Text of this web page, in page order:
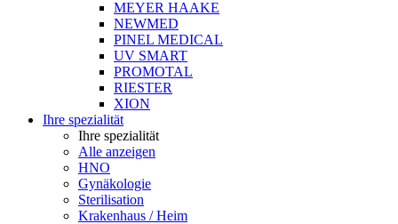
MEYER HAAKE
NEWMED
PINEL MEDICAL
UV SMART
PROMOTAL
RIESTER
XION
Ihre spezialität
Ihre spezialität
Alle anzeigen
HNO
Gynäkologie
Sterilisation
Krakenhaus / Heim